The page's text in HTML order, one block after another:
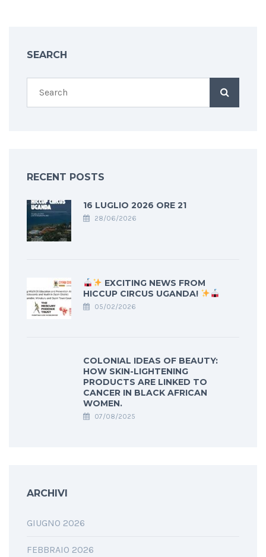
SEARCH
RECENT POSTS
16 LUGLIO 2026 ORE 21
28/06/2026
EXCITING NEWS FROM
HICCUP CIRCUS UGANDA!
05/02/2026
COLONIAL IDEAS OF BEAUTY:
HOW SKIN-LIGHTENING
PRODUCTS ARE LINKED TO
CANCER IN BLACK AFRICAN
WOMEN.
07/08/2025
ARCHIVI
GIUGNO 2026
FEBBRAIO 2026